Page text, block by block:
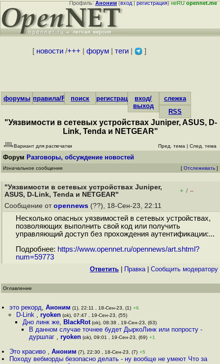
Профиль:Аноним(вход|регистрация)неRUopennet.me
[ новости/+++ форум| теги| ]
форумы правила/FAQпоиск регистрациявход/
выход
слежка
RSS
"Уязвимости в сетевых устройствах Juniper, ASUS, D-
Link, Tenda и NETGEAR"
Вариант для распечатки Пред. тема | След. тема
Форум Разговоры, обсуждение новостей
Изначальное сообщение [ Отслеживать ]
"Уязвимости в сетевых устройствах Juniper,
ASUS, D-Link, Tenda и NETGEAR"
+ / –
Сообщение от opennews (??), 18-Сен-23, 22:11
Несколько опасных уязвимостей в сетевых устройствах,
позволяющих выполнить свой код или получить
управляющий доступ без прохождения аутентификации:...
Подробнее: https://www.opennet.ru/opennews/art.shtml?
num=59773
Ответить Правка| Cообщить модератору
Оглавление
это рекорд,Аноним (1), 22:11 , 18-Сен-23, (1) +6
D-Link , ryoken(ok), 07:47 , 19-Сен-23, (55)
Дно линк же, BlackRot(ok), 08:38 , 19-Сен-23, (63)
В данном случае точнее будет ДыркоЛинк или попросту -
дуршлаг ,ryoken (ok), 09:01 , 19-Сен-23, (69) +1
Это красиво ,Аноним (7), 22:30 , 18-Сен-23, (7) +5
Походу вебморды безопасно делать - ну вообще не умеют Что за